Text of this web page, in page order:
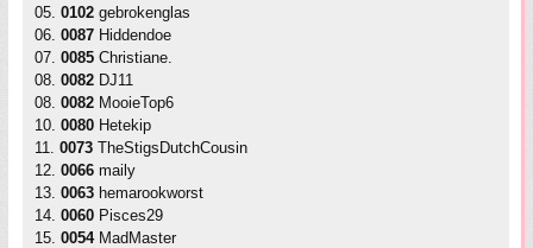
05. 0102 gebrokenglas
06. 0087 Hiddendoe
07. 0085 Christiane.
08. 0082 DJ11
08. 0082 MooieTop6
10. 0080 Hetekip
11. 0073 TheStigsDutchCousin
12. 0066 maily
13. 0063 hemarookworst
14. 0060 Pisces29
15. 0054MadMaster